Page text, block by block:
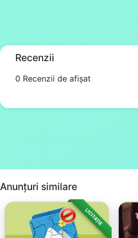
Recenzii
0 Recenzii de afișat
Anunțuri similare
LICITAȚIE